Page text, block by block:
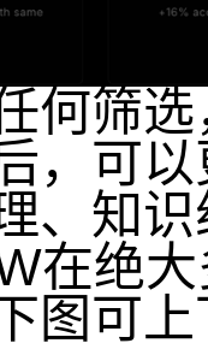
何筛选
，可
、知
在绝
图可